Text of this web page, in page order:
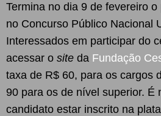
Termina no dia 9 de fevereiro
no Concurso Público Nacional
Interessados em participar do
acessar o site da Fundação
taxa de R$ 60, para os cargos
90 para os de nível superior. É
candidato estar inscrito na